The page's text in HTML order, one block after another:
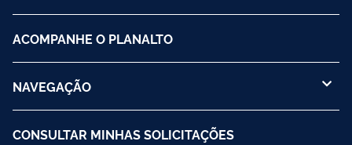
ACOMPANHE O PLANALTO
NAVEGAÇÃO
CONSULTAR MINHAS SOLICITAÇÕES